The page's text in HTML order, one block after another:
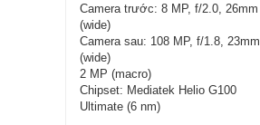
Camera trước: 8 MP, f/2.0, 26mm
(wide)
Camera sau: 108 MP, f/1.8, 23mm
(wide)
2 MP (macro)
Chipset: Mediatek Helio G100
Ultimate (6 nm)